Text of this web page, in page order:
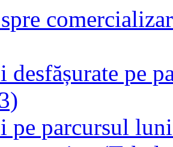
pe
pe parcursul